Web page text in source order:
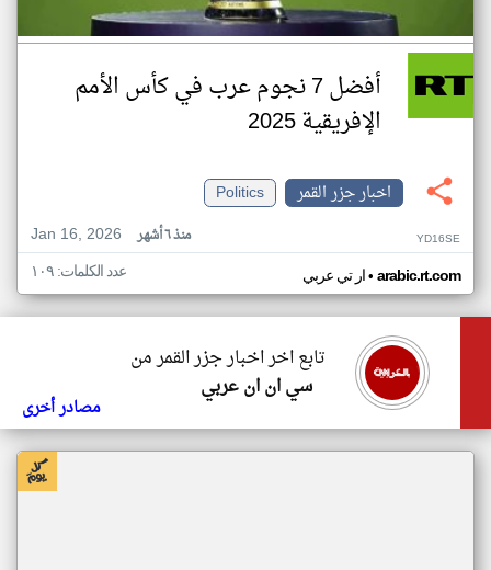
أفضل 7 نجوم عرب في كأس الأمم
الإفريقية 2025
اخبار جزر القمر
Politics
Jan 16, 2026
منذ ٦ أشهر YD16SE
ار تي عربي• arabic.rt.com عدد الكلمات: ١٠٩
تابع اخر اخبار جزر القمر من
سي ان ان عربي
مصادر أخرى